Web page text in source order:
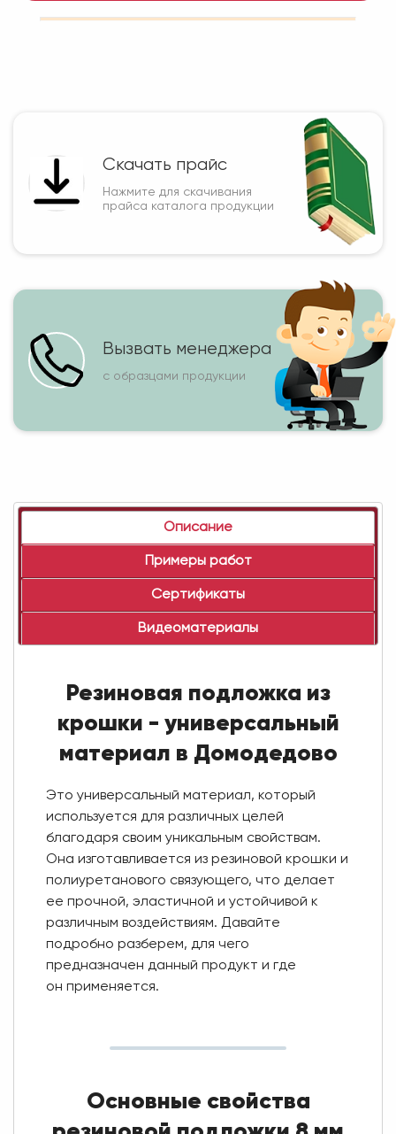
Скачать прайс
Нажмите для скачивания
прайса каталога продукции
Вызвать менеджера
с образцами продукции
Описание
Примеры работ
Сертификаты
Видеоматериалы
Резиновая подложка из
крошки - универсальный
материал в Домодедово
Это универсальный материал, который
используется для различных целей
благодаря своим уникальным свойствам.
Она изготавливается из резиновой крошки и
полиуретанового связующего, что делает
ее прочной, эластичной и устойчивой к
различным воздействиям. Давайте
подробно разберем, для чего
предназначен данный продукт и где
он применяется.
Основные свойства